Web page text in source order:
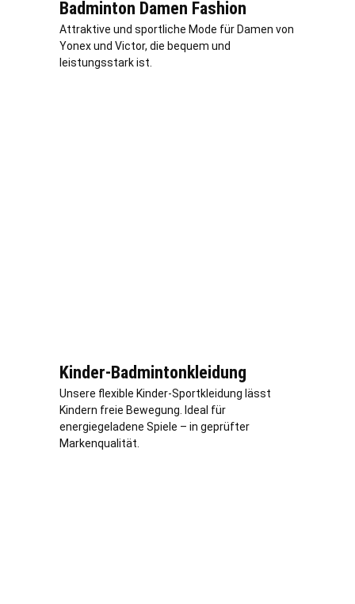
Badminton Damen Fashion
Attraktive und sportliche Mode für Damen von
Yonex und Victor, die bequem und
leistungsstark ist.
Kinder-Badmintonkleidung
Unsere flexible Kinder-Sportkleidung lässt
Kindern freie Bewegung. Ideal für
energiegeladene Spiele – in geprüfter
Markenqualität.